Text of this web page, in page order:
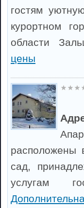
гостям
курортном
области
цены
расположены
сад,
услугам